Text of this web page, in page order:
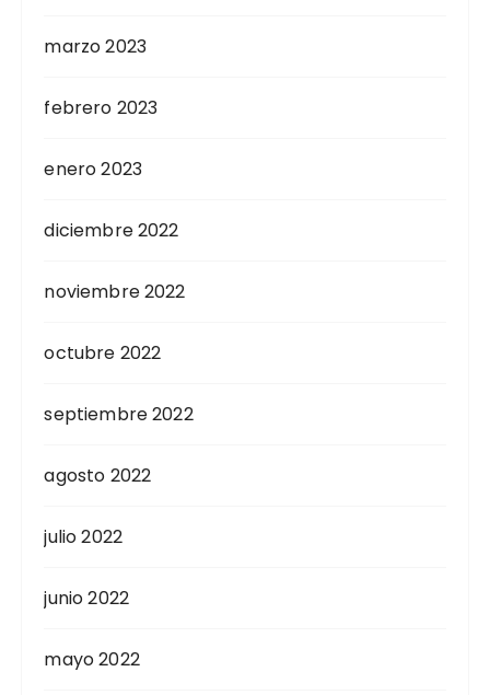
marzo 2023
febrero 2023
enero 2023
diciembre 2022
noviembre 2022
octubre 2022
septiembre 2022
agosto 2022
julio 2022
junio 2022
mayo 2022